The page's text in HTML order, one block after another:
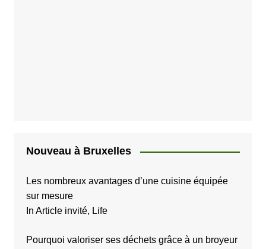
Nouveau à Bruxelles
Les nombreux avantages d’une cuisine équipée
sur mesure
In Article invité, Life
Pourquoi valoriser ses déchets grâce à un broyeur